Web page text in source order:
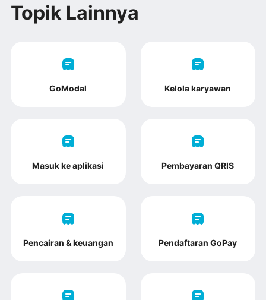
Topik Lainnya
GoModal Kelola karyawan
Masuk ke aplikasi Pembayaran QRIS
Pencairan & keuangan Pendaftaran GoPay